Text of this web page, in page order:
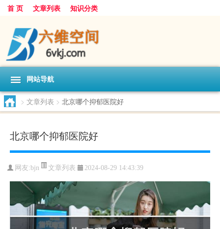
首 页 文章列表 知识分类
网站导航
> 文章列表 > 北京哪个抑郁医院好
北京哪个抑郁医院好
网友:bjn 文章列表 2024-08-29 14:43:39